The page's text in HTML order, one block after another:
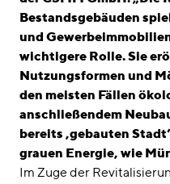
Bestandsgebäuden
und
wichtigere Rolle. Sie
Nutzungsformen und
den meisten Fällen
anschließendem
bereits ‚gebauten
grauen Energie, wie
Im Zuge der